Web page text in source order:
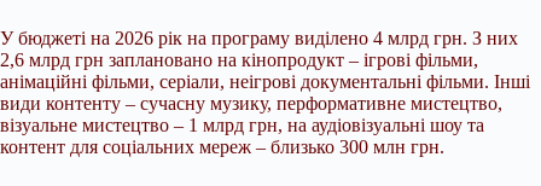
У бюджеті на 2026 рік на програму виділено 4 млрд грн. З них
2,6 млрд грн заплановано на кінопродукт – ігрові фільми,
анімаційні фільми, серіали, неігрові документальні фільми. Інші
види контенту – сучасну музику, перформативне мистецтво,
візуальне мистецтво – 1 млрд грн, на аудіовізуальні шоу та
контент для соціальних мереж – близько 300 млн грн.